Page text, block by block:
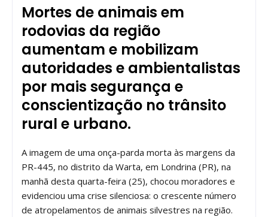
Mortes de animais em
rodovias da região
aumentam e mobilizam
autoridades e ambientalistas
por mais segurança e
conscientização no trânsito
rural e urbano.
A imagem de uma onça-parda morta às margens da
PR-445, no distrito da Warta, em Londrina (PR), na
manhã desta quarta-feira (25), chocou moradores e
evidenciou uma crise silenciosa: o crescente número
de atropelamentos de animais silvestres na região.